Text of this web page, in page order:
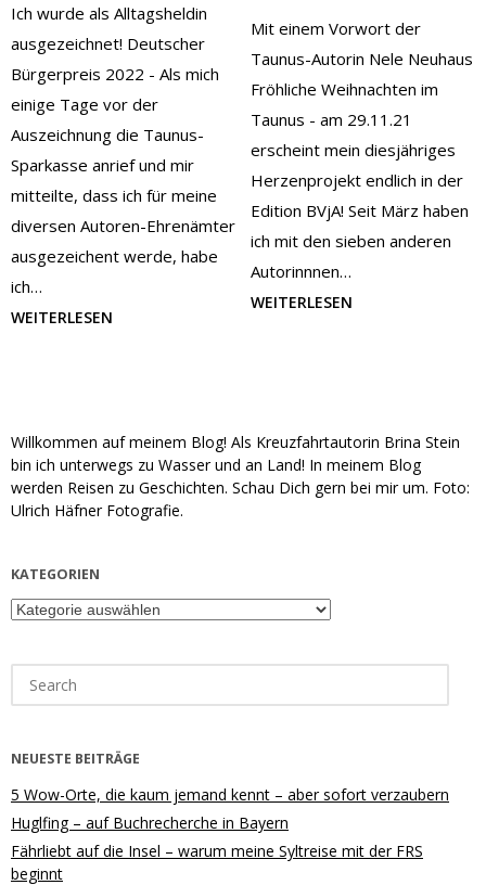
Ich wurde als Alltagsheldin
ausgezeichnet! Deutscher
Bürgerpreis 2022 - Als mich
einige Tage vor der
Auszeichnung die Taunus-
Sparkasse anrief und mir
mitteilte, dass ich für meine
diversen Autoren-Ehrenämter
ausgezeichent werde, habe
ich…
WEITERLESEN
Mit einem Vorwort der
Taunus-Autorin Nele Neuhaus
Fröhliche Weihnachten im
Taunus - am 29.11.21
erscheint mein diesjähriges
Herzenprojekt endlich in der
Edition BVjA! Seit März haben
ich mit den sieben anderen
Autorinnnen…
WEITERLESEN
Willkommen auf meinem Blog! Als Kreuzfahrtautorin Brina Stein
bin ich unterwegs zu Wasser und an Land! In meinem Blog
werden Reisen zu Geschichten. Schau Dich gern bei mir um. Foto:
Ulrich Häfner Fotografie.
KATEGORIEN
Kategorien
for:
NEUESTE BEITRÄGE
5 Wow-Orte, die kaum jemand kennt – aber sofort verzaubern
Huglfing – auf Buchrecherche in Bayern
Fährliebt auf die Insel – warum meine Syltreise mit der FRS
beginnt